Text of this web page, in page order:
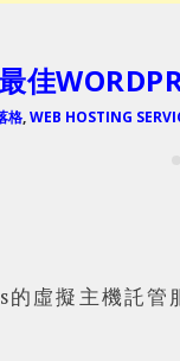
佳
格,WEB HOSTING
虛擬主機託管